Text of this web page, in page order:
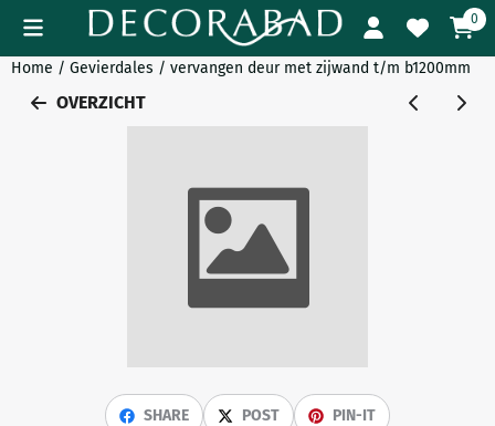
Cookievoorkeuren zijn momenteel gesloten. 0
Home / Gevierdales / vervangen deur met zijwand t/m b1200mm
OVERZICHT
SHARE POST PIN-IT